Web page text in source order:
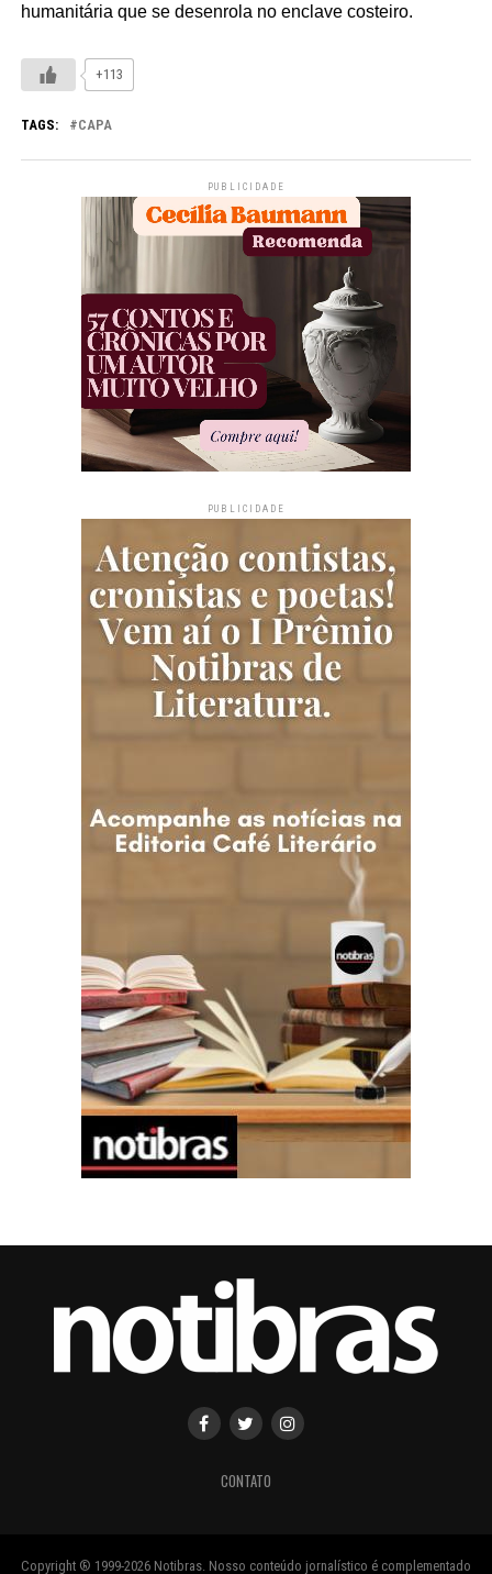
humanitária que se desenrola no enclave costeiro.
+113
TAGS: CAPA
PUBLICIDADE
PUBLICIDADE
CONTATO
Copyright ® 1999-2026 Notibras. Nosso conteúdo jornalístico é complementado